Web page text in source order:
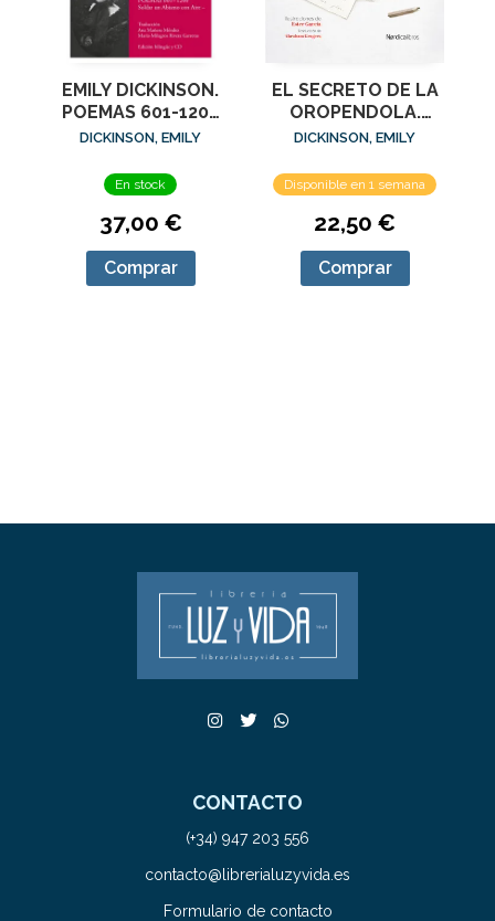
EMILY DICKINSON.
POEMAS 601-1200
SOLDAR UN
DICKINSON, EMILY
En stock
37,00 €
Comprar
EL SECRETO DE LA
OROPENDOLA.
POEMAS DE AVES
DICKINSON, EMILY
Disponible en 1 semana
22,50 €
Comprar
CONTACTO
(+34) 947 203 556
contacto@librerialuzyvida.es
Formulario de contacto